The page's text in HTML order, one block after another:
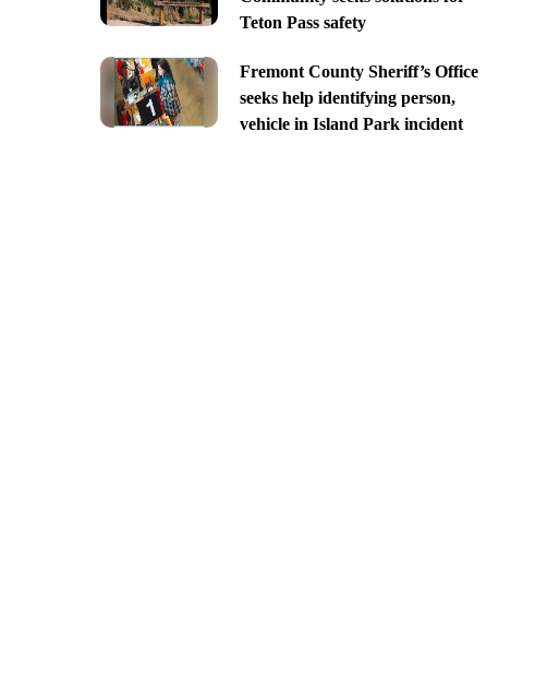
Teton Pass safety
Fremont County Sheriff’s Office
seeks help identifying person,
vehicle in Island Park incident